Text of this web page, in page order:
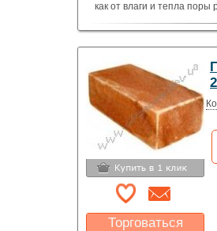
как от влаги и тепла
эффективнее.
500 х 500 толщина 10
Торговаться